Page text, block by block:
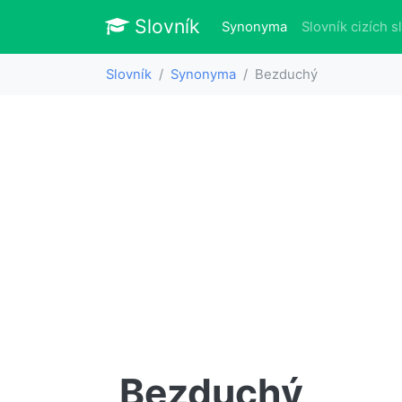
Slovník Slovník
Synonyma(aktuálně)
Slovník cizích
Slovník Synonyma Bezduchý
Bezduchý